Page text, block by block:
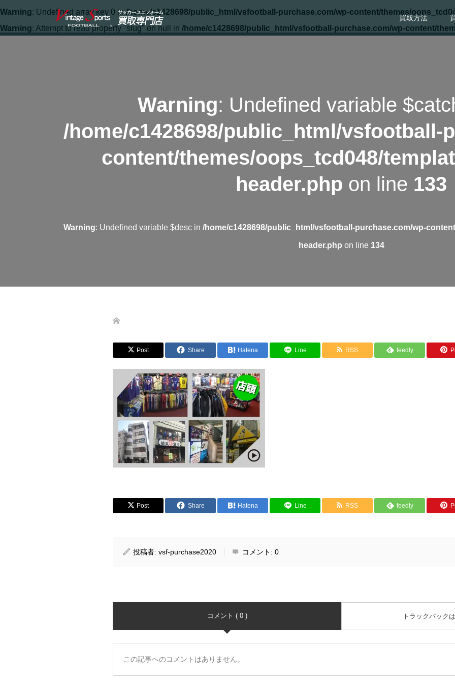
買取方法
Warning: Undefined array key 0 in/home/c1428698/public_html/vsfootball-purchase.com/wp-content/themes/
Warning: Attempt to read property "slug" on null in /home/c1428698/public_html/vsfootball-purchase.com/wp-content/
Warning: Undefined variable
/home/c1428698/public_html/vsfootball-
content/themes/oops_tcd048/
header.php on line 133
Warning: Undefined variable $desc in /home/c1428698/public_html/vsfootball-purchase.com/wp-
header.php on line 134
Post Share Hatena Line RSS feedly
Post Share Hatena Line RSS feedly
投稿者: vsf-purchase2020 コメント: 0
コメント ( 0 ) トラックバック
この記事へのコメントはありません。